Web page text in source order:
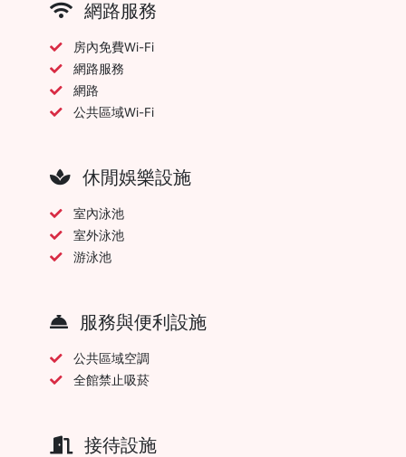
網路服務
房內免費Wi-Fi
網路服務
網路
公共區域Wi-Fi
休閒娛樂設施
室內泳池
室外泳池
游泳池
服務與便利設施
公共區域空調
全館禁止吸菸
接待設施